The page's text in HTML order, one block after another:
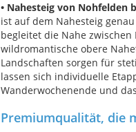
• Nahesteig von Nohfelden
ist auf dem Nahesteig
begleitet die Nahe
wildromantische obere
Landschaften sorgen für
lassen sich individuelle
Wanderwochenende und
Premiumqualität, die